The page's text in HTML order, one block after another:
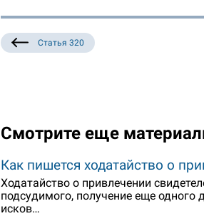
Статья 320
Смотрите еще
Как пишется ходатайство о
Ходатайство о привлечении
подсудимого, получение еще одного
исков…